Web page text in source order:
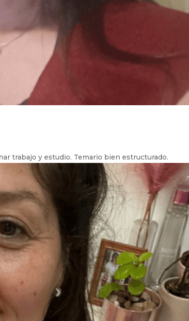
trabajo y estudio. Temario bien estructurado.